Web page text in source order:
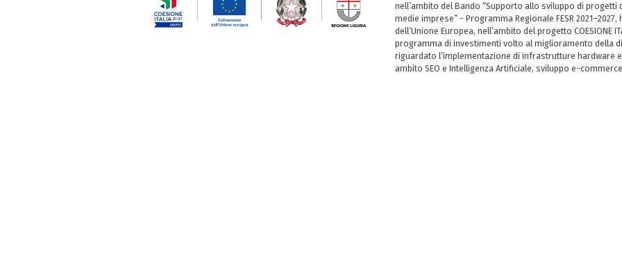
nell’ambito del Bando “Supporto allo sviluppo di
medie imprese” - Programma Regionale FESR
dell’Unione Europea, nell’ambito del progetto COESIONE
programma di investimenti volto al miglioramento della
riguardato l’implementazione di infrastrutture hardware
ambito SEO e Intelligenza Artificiale, sviluppo e-